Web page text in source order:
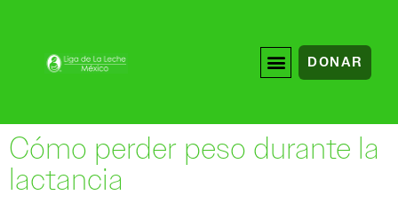
DONAR
Cómo perder peso durante la
lactancia